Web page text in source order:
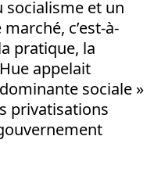
socialisme et un
c’est-à-
pratique, la
appelait
sociale »
privatisations